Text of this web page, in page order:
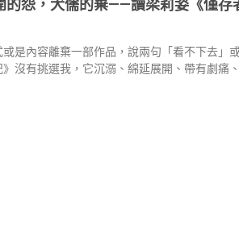
怨，犬儒的棄——讀梁莉姿《僅存
是內容離棄一部作品，說兩句「看不下去」
沒有挑選我，它沉溺、綿延展開、帶有劇痛